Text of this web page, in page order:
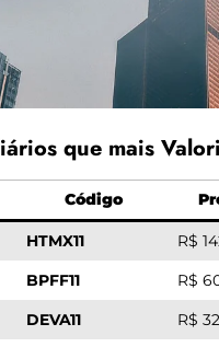
que mais
Código
HTMX11 R$
BPFF11 R$
DEVA11 R$